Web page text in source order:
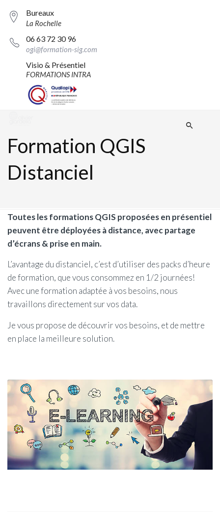
Bureaux
La Rochelle
06 63 72 30 96
ogi@formation-sig.com
Visio & Présentiel
FORMATIONS INTRA
Formation QGIS
Distanciel
Toutes les formations QGIS proposées en présentiel
peuvent être déployées à distance, avec partage
d’écrans & prise en main.
L’avantage du distanciel, c’est d’utiliser des packs d’heure
de formation, que vous consommez en 1/2 journées!
Avec une formation adaptée à vos besoins, nous
travaillons directement sur vos data.
Je vous propose de découvrir vos besoins, et de mettre
en place la meilleure solution.